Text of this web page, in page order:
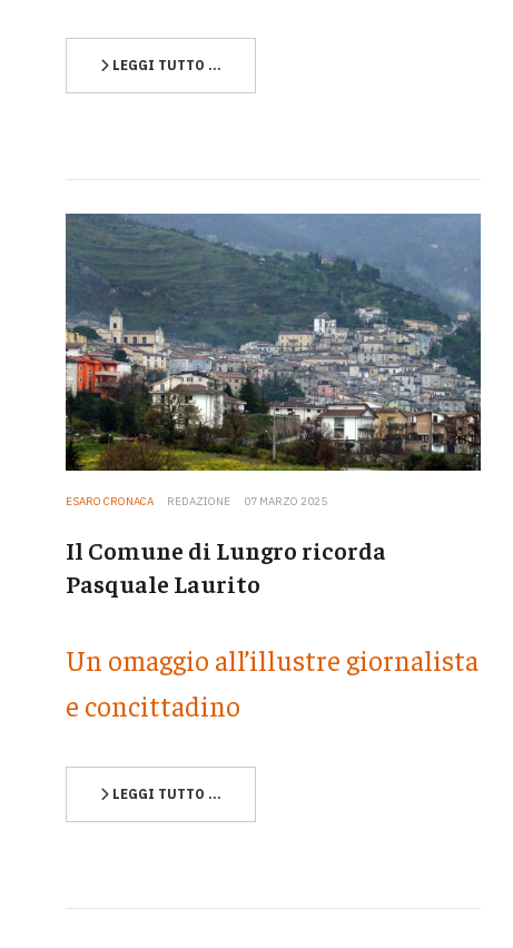
LEGGI TUTTO …
ESARO CRONACA REDAZIONE 07 MARZO 2025
Il Comune di Lungro ricorda
Pasquale Laurito
Un omaggio all’illustre giornalista
e concittadino
LEGGI TUTTO …